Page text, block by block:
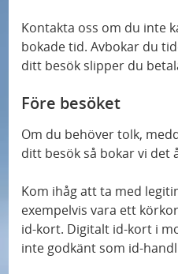
Kontakta oss om du inte
bokade tid. Avbokar du
ditt besök slipper du
Före besöket
Om du behöver tolk,
ditt besök så bokar vi det
Kom ihåg att ta med
exempelvis vara ett
id-kort. Digitalt id-kort i
inte godkänt som id-